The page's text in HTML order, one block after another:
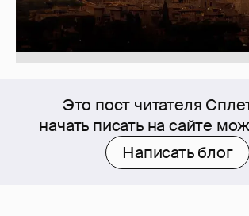
Это пост читателя
начать писать на сайте
Написать блог